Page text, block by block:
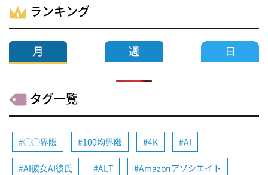
ランキング
タグ一覧
◯◯界隈 100均界隈 4K AI
AI彼女AI彼氏 ALT Amazonアソシエイト